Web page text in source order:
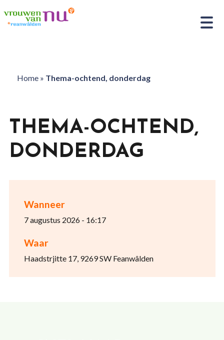
Home» Thema-ochtend, donderdag
Wanneer
7 augustus 2026 - 16:17
Waar
Haadstrjitte 17, 9269 SW Feanwâlden
THEMA-OCHTEND,
DONDERDAG